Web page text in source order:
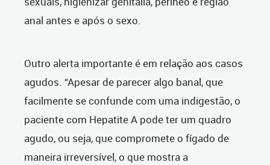
anal antes e após o sexo.
Outro alerta importante é em relação aos casos
agudos. “Apesar de parecer algo banal, que
facilmente se confunde com uma indigestão, o
paciente com Hepatite A pode ter um quadro
agudo, ou seja, que compromete o fígado de
maneira irreversível, o que mostra a